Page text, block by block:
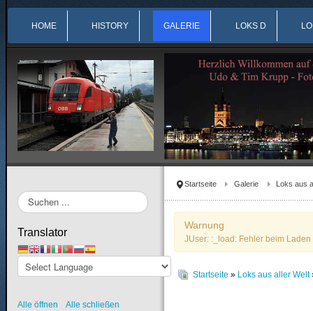
HOME HISTORY GALERIE LOKS D
Startseite Galerie Loks aus
Warnung
JUser: :_load: Fehler beim
Startseite » Loks aus aller Welt
Suchen
...
Translator
Alle öffnen Alle schließen